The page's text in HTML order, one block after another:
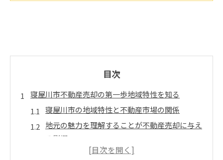
目次
寝屋川市不動産売却の第一歩地域特性を知る
寝屋川市の地域特性と不動産市場の関係
地元の魅力を理解することが不動産売却に与え
る影響
寝屋川市の人口動態と不動産需要の分析